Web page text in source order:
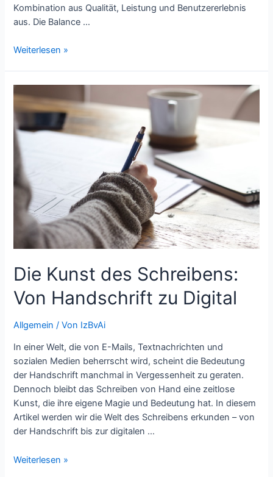
Kombination aus Qualität, Leistung und Benutzererlebnis
aus. Die Balance …
Was
Vape
aus?
Weiterlesen »
Die Kunst des Schreibens:
Von Handschrift zu Digital
Allgemein / Von IzBvAi
In einer Welt, die von E-Mails, Textnachrichten und
sozialen Medien beherrscht wird, scheint die Bedeutung
der Handschrift manchmal in Vergessenheit zu geraten.
Dennoch bleibt das Schreiben von Hand eine zeitlose
Kunst, die ihre eigene Magie und Bedeutung hat. In diesem
Artikel werden wir die Welt des Schreibens erkunden – von
der Handschrift bis zur digitalen …
Die
Weiterlesen »